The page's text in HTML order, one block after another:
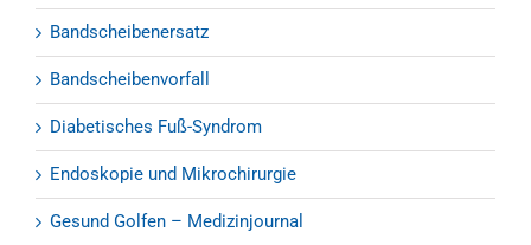
Bandscheibenersatz
Bandscheibenvorfall
Diabetisches Fuß-Syndrom
Endoskopie und Mikrochirurgie
Gesund Golfen – Medizinjournal